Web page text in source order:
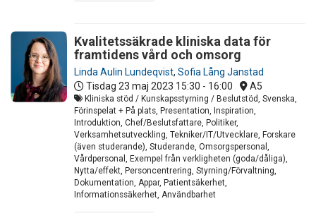
Kvalitetssäkrade kliniska data för
framtidens vård och omsorg
Linda Aulin Lundeqvist, Sofia Lång Janstad
Tisdag 23 maj 2023 15:30 - 16:00 A5
Kliniska stöd / Kunskapsstyrning / Beslutstöd, Svenska,
Förinspelat + På plats, Presentation, Inspiration,
Introduktion, Chef/Beslutsfattare, Politiker,
Verksamhetsutveckling, Tekniker/IT/Utvecklare, Forskare
(även studerande), Studerande, Omsorgspersonal,
Vårdpersonal, Exempel från verkligheten (goda/dåliga),
Nytta/effekt, Personcentrering, Styrning/Förvaltning,
Dokumentation, Appar, Patientsäkerhet,
Informationssäkerhet, Användbarhet